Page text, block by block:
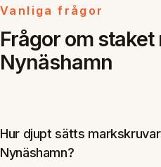
Vanliga frågor
Frågor om
Nynäshamn
Hur djupt sätts
Nynäshamn?